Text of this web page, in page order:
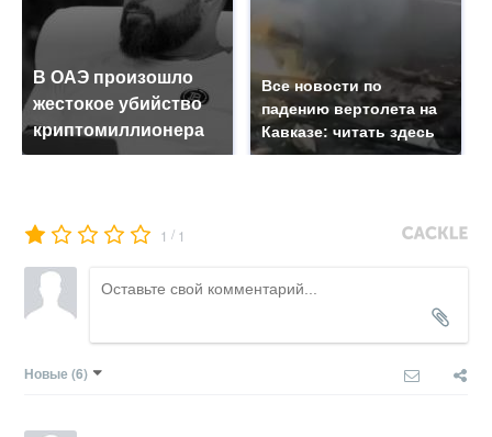
В ОАЭ произошло
жестокое убийство
криптомиллионера
Все новости по
падению вертолета на
Кавказе: читать здесь
1 / 1
Новые (6)